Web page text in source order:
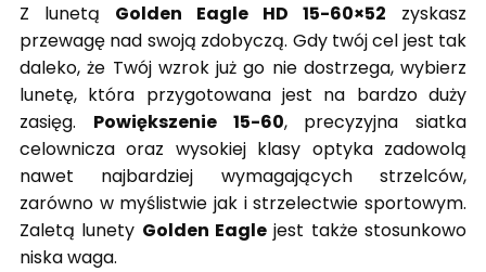
Z lunetą Golden Eagle HD 15-60×52 zyskasz
przewagę nad swoją zdobyczą. Gdy twój cel jest tak
daleko, że Twój wzrok już go nie dostrzega, wybierz
lunetę, która przygotowana jest na bardzo duży
zasięg. Powiększenie 15-60, precyzyjna siatka
celownicza oraz wysokiej klasy optyka zadowolą
nawet najbardziej wymagających strzelców,
zarówno w myślistwie jak i strzelectwie sportowym.
Zaletą lunety Golden Eagle jest także stosunkowo
niska waga.